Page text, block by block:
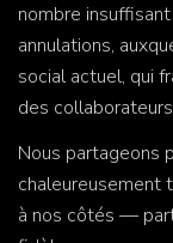
nombre
annulations,
social actuel, qui
des
Nous partageons
chaleureusement
à nos côtés —